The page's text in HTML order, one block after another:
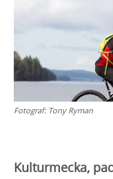
Fotograf: Tony Ryman
Kulturmecka,